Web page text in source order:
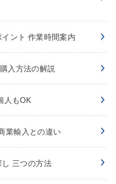
ント 作業時間案内
入方法の解説
人もOK
業輸入との違い
三つの方法